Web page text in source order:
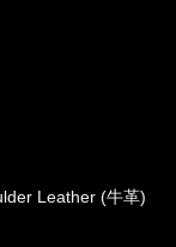
Leather (牛革)